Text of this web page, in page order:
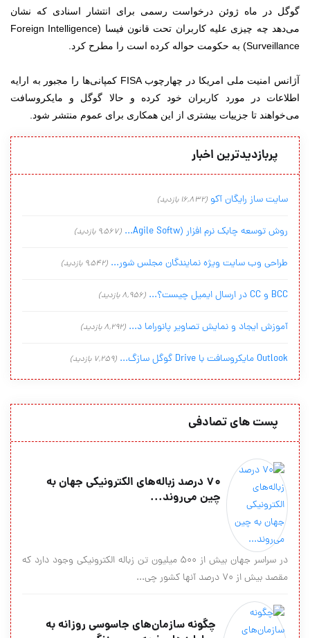
گوگل در ماه ژوئن درخواست رسمی برای انتشار اسنادی که نشان
می‌دهد چه چیزی علیه کاربران تحت قانون فیسا (Foreign Intelligence
Surveillance) به حکومت حواله کرده است را مطرح کرد.
آژانس امنیت ملی امریکا در چهارچوب FISA کمپانی‌ها را مجبور به ارایه
اطلاعات در مورد کاربران خود کرده و حالا گوگل و مایکروسافت
می‌خواهند تا جزییات بیشتری از این همکاری برای عموم منتشر شود.
پربازدیدترین اخبار
سایت ساز رایگان آکو (16,832 بازدید)
روش توسعه چابک نرم افزار (Agile Softw... (9,567 بازدید)
طراحی وب سایت ویژه نمایندگان مجلس شور... (9,542 بازدید)
BCC و CC در ارسال ایمیل چیست؟... (8,956 بازدید)
آموزش ایجاد و نمایش تصاویر پانوراما د... (8,292 بازدید)
Outlook مایکروسافت با Drive گوگل سازگ... (7,259 بازدید)
پست های تصادفی
70 درصد زباله‌های الکترونیکی جهان به
چین می‌روند...
در سراسر جهان بیش از 500 میلیون تن زباله الکترونیکی وجود دارد که
مقصد بیش از 70 درصد آنها کشور چی...
چگونه سازمان‌های جاسوسی روزانه به